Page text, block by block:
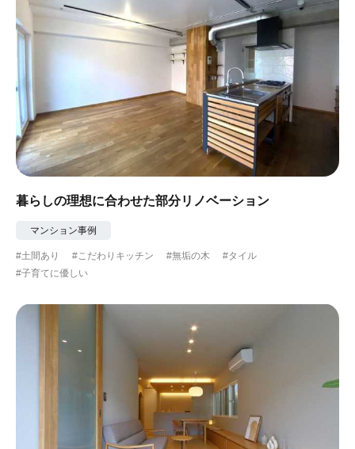
暮らしの理想に合わせた部分リノベーション
マンション事例
#土間あり #こだわりキッチン #無垢の木
#タイル
#子育てに優しい